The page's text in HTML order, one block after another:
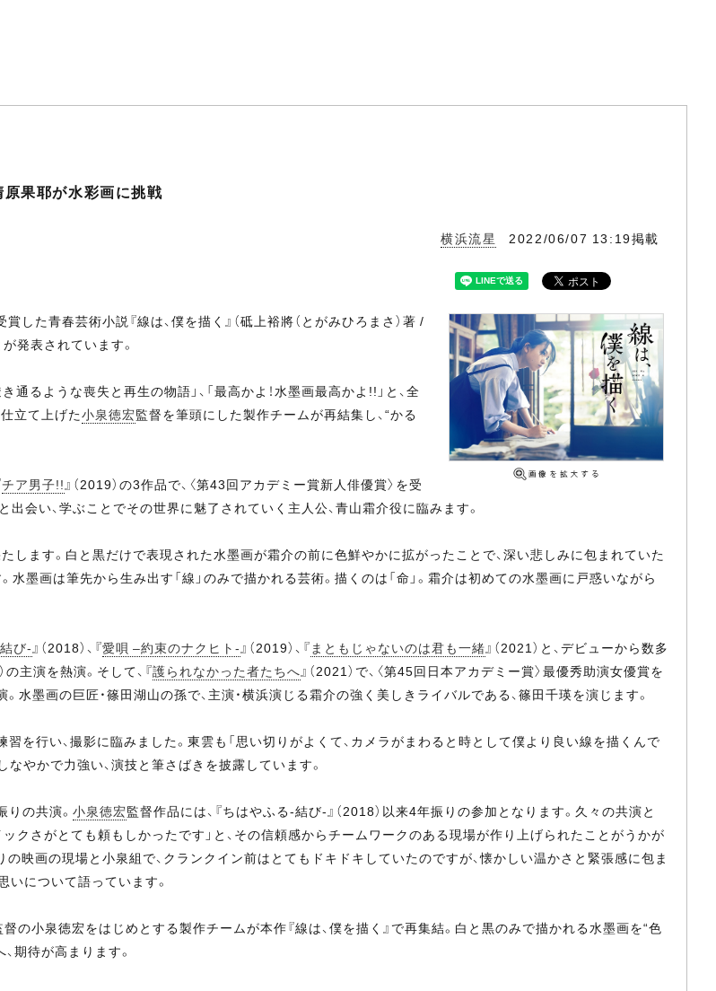
原果耶が水彩画に挑戦
横浜流星 2022/06/07 13:19掲載
した青春芸術小説『線は、僕を描く』（砥上裕將（とがみひろまさ）著 /
発表されています。
通るような喪失と再生の物語」、「最高かよ！水墨画最高かよ!!」と、全
立て上げた小泉徳宏監督を筆頭にした製作チームが再結集し、“かる
チア男子!!』（2019）の3作品で、〈第43回アカデミー賞新人俳優賞〉を受
出会い、学ぶことでその世界に魅了されていく主人公、青山霜介役に臨みます。
ます。白と黒だけで表現された水墨画が霜介の前に色鮮やかに拡がったことで、深い悲しみに包まれていた
墨画は筆先から生み出す「線」のみで描かれる芸術。描くのは「命」。霜介は初めての水墨画に戸惑いながら
び-』（2018）、『愛唄 –約束のナクヒト-』（2019）、『まともじゃないのは君も一緒』（2021）と、デビューから数多
の主演を熱演。そして、『護られなかった者たちへ』（2021）で、〈第45回日本アカデミー賞〉最優秀助演女優賞を
。水墨画の巨匠・篠田湖山の孫で、主演・横浜演じる霜介の強く美しきライバルである、篠田千瑛を演じます。
を行い、撮影に臨みました。東雲も「思い切りがよくて、カメラがまわると時として僕より良い線を描くんで
やかで力強い、演技と筆さばきを披露しています。
の共演。 小泉徳宏監督作品には、『ちはやふる-結び-』（2018）以来4年振りの参加となります。久々の共演と
クさがとても頼もしかったです」と、その信頼感からチームワークのある現場が作り上げられたことがうかが
映画の現場と小泉組で、クランクイン前はとてもドキドキしていたのですが、懐かしい温かさと緊張感に包ま
いについて語っています。
小泉徳宏をはじめとする製作チームが本作『線は、僕を描く』で再集結。白と黒のみで描かれる水墨画を“色
期待が高まります。